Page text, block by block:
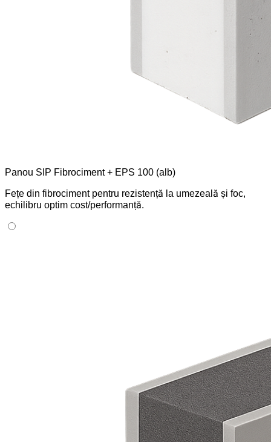
Panou SIP Fibrociment + EPS 100 (alb)
Fețe din fibrociment pentru rezistență la umezeală și foc,
echilibru optim cost/performanță.